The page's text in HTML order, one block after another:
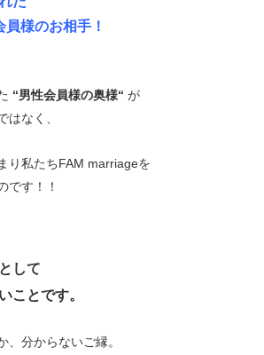
様のお相手！
“男性会員様の奥様“ が
はなく、
り私たちFAM marriageを
です！！
して
ことです。
、分からないご縁。